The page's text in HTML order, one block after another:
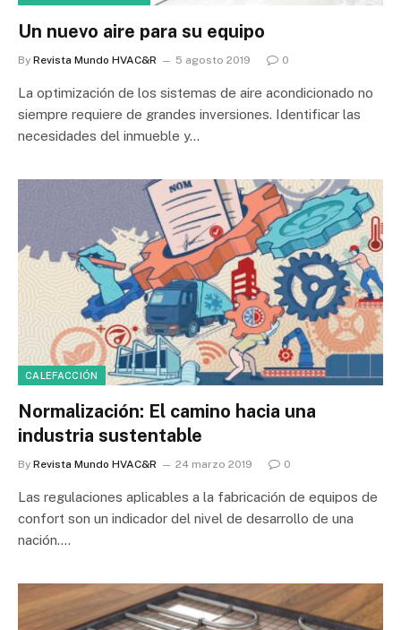
Un nuevo aire para su equipo
By Revista Mundo HVAC&R 5 agosto 2019 0
La optimización de los sistemas de aire acondicionado no
siempre requiere de grandes inversiones. Identificar las
necesidades del inmueble y…
CALEFACCIÓN
Normalización: El camino hacia una
industria sustentable
By Revista Mundo HVAC&R 24 marzo 2019 0
Las regulaciones aplicables a la fabricación de equipos de
confort son un indicador del nivel de desarrollo de una
nación.…